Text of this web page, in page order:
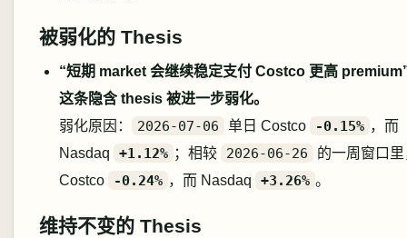
被弱化的 Thesis
“短期 market 会继续稳定支付 Costco 更高
这条隐含 thesis 被进一步弱化。
弱化原因：
2026-07-06 单日 Costco -0.15% ，而
Nasdaq
+1.12% ；相较 2026-06-26
的一周窗口里
Costco
-0.24% ，而 Nasdaq +3.26% 。
维持不变的 Thesis